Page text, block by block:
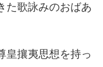
た歌詠みのおばあ
皇攘夷思想を持っ